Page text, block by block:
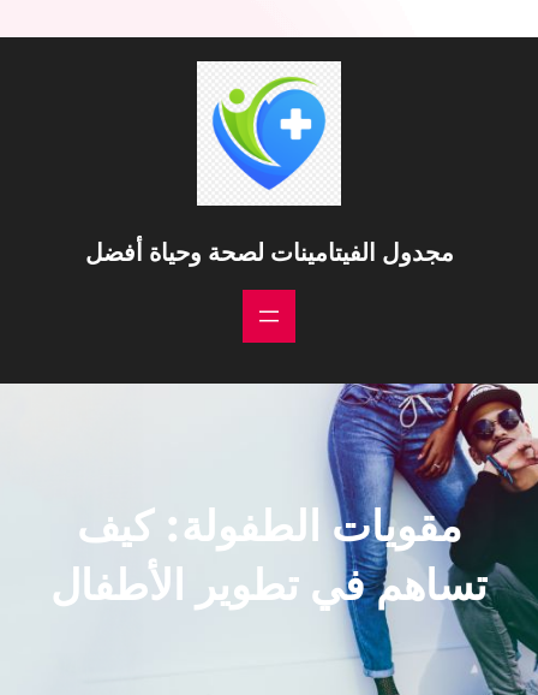
مجدول الفيتامينات لصحة وحياة أفضل
مقويات الطفولة: كيف
تساهم في تطوير الأطفال